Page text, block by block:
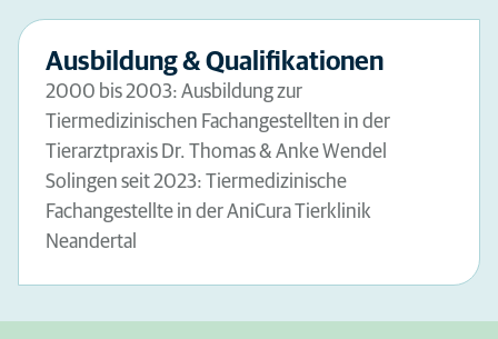
Ausbildung & Qualifikationen
2000 bis 2003: Ausbildung zur
Tiermedizinischen Fachangestellten in der
Tierarztpraxis Dr. Thomas & Anke Wendel
Solingen seit 2023: Tiermedizinische
Fachangestellte in der AniCura Tierklinik
Neandertal